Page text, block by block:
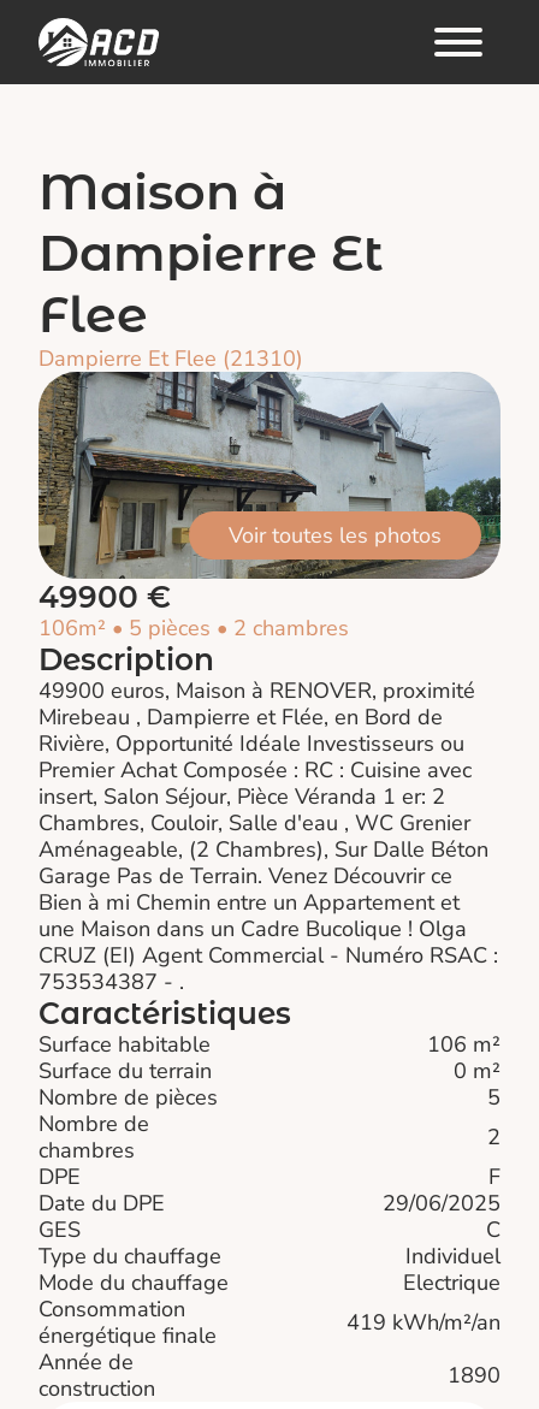
Maison à
Dampierre Et
Flee
Dampierre Et Flee (21310)
Voir toutes les photos
49900 €
106m² • 5 pièces • 2 chambres
Description
49900 euros, Maison à RENOVER, proximité
Mirebeau , Dampierre et Flée, en Bord de
Rivière, Opportunité Idéale Investisseurs ou
Premier Achat Composée : RC : Cuisine avec
insert, Salon Séjour, Pièce Véranda 1 er: 2
Chambres, Couloir, Salle d'eau , WC Grenier
Aménageable, (2 Chambres), Sur Dalle Béton
Garage Pas de Terrain. Venez Découvrir ce
Bien à mi Chemin entre un Appartement et
une Maison dans un Cadre Bucolique ! Olga
CRUZ (EI) Agent Commercial - Numéro RSAC :
753534387 - .
Caractéristiques
Surface habitable
106 m²
Surface du terrain
0 m²
Nombre de pièces
5
Nombre de
chambres
2
DPE
F
Date du DPE
29/06/2025
GES
C
Type du chauffage
Individuel
Mode du chauffage
Electrique
Consommation
énergétique finale
419 kWh/m²/an
Année de
construction
1890